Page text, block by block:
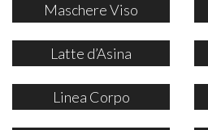
Maschere Viso
Latte d’Asina
Linea Corpo